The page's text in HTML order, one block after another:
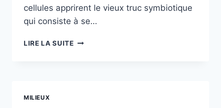
cellules apprirent le vieux truc symbiotique
qui consiste à se…
LIRE LA SUITERICHARD
MILIEUX